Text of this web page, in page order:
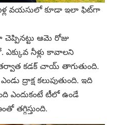
ఏళ్ల వయసులో కూడా ఇలా ఫిట్‌గా
చెప్పినట్టు ఆమె రోజు
నీళ్లు కావాలని
కడక్ చాయ్ తాగుతుంది.
ద్రాక్ష కలుపుతుంది. ఇది
ఎందుకంటే టీలో ఉండే
తగ్గిస్తుంది.